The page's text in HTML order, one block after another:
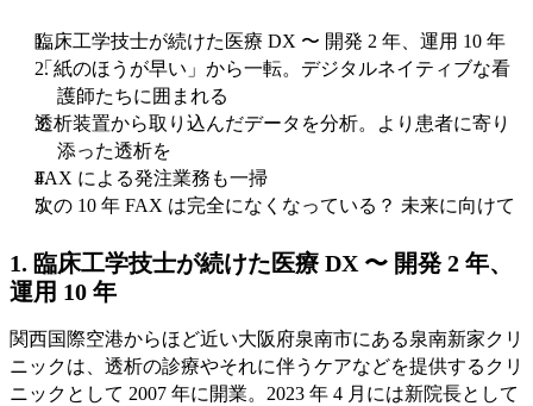
臨床工学技士が続けた医療 DX 〜 開発 2 年、運用 10 年
「紙のほうが早い」から一転。デジタルネイティブな看
護師たちに囲まれる
透析装置から取り込んだデータを分析。より患者に寄り
添った透析を
FAX による発注業務も一掃
次の 10 年 FAX は完全になくなっている？ 未来に向けて
1. 臨床工学技士が続けた医療 DX 〜 開発 2 年、
運用 10 年
関西国際空港からほど近い大阪府泉南市にある泉南新家クリ
ニックは、透析の診療やそれに伴うケアなどを提供するクリ
ニックとして 2007 年に開業。2023 年 4 月には新院長として